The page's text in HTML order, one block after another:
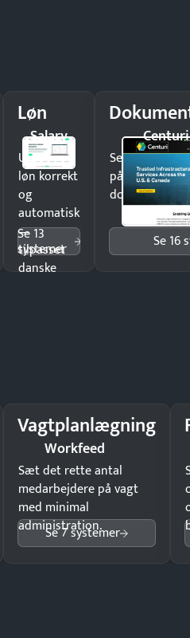
Løn
Salary
Udbetal
løn korrekt
og
automatisk
—
tilpasset
danske
Se 13
systemer
Centuri
Send
på minutter
dokumenter.
Se 16
Vagtplanlægning
Workfeed
Sæt det rette antal
medarbejdere på vagt
med minimal
administration.
Se 7 systemer